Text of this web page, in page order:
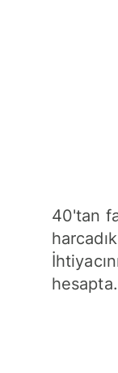
40'tan
hesapta.